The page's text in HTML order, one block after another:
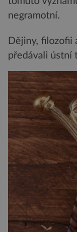
negramotní.
Dějiny, filozofii
předávali ústní